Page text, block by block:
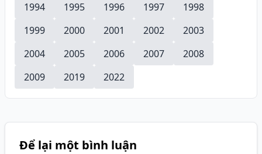
1994
1995 1996 1997
1998
1999
2000 2001 2002
2003
2004
2005 2006 2007
2008
2009
2019 2022
Để lại một bình luận